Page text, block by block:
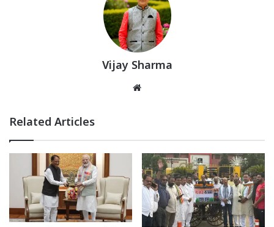
Vijay Sharma
Related Articles